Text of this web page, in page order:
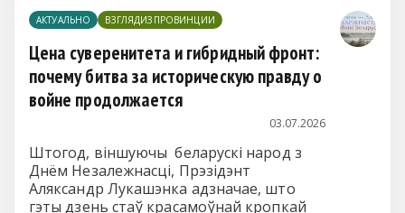
АКТУАЛЬНО ВЗГЛЯДИЗПРОВИНЦИИ
Цена суверенитета и гибридный фронт:
почему битва за историческую правду о
войне продолжается
03.07.2026
Штогод, віншуючы беларускі народ з
Днём Незалежнасці, Прэзідэнт
Аляксандр Лукашэнка адзначае, што
гэты дзень стаў красамоўнай кропкай